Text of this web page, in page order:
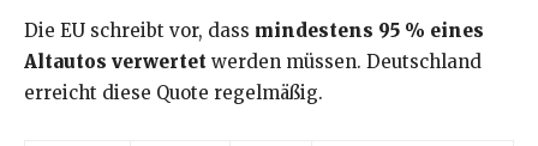
Die EU schreibt vor, dass mindestens 95 % eines
Altautos verwertet werden müssen. Deutschland
erreicht diese Quote regelmäßig.